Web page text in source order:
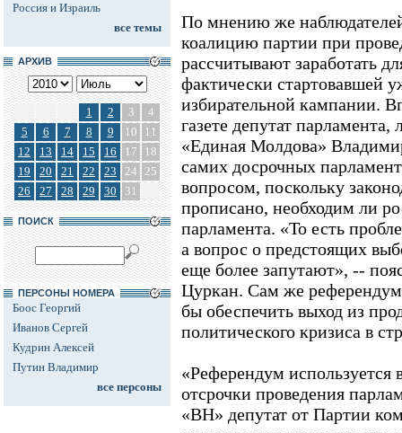
Россия и Израиль
все темы
АРХИВ
1 2 3
4
5
6 7 8 9 10
11
12
13 14 15 16 17
18
19
20 21 22 23 24 25
26
27 28 29 30 31
ПОИСК
ПЕРСОНЫ НОМЕРА
Боос Георгий
Иванов Сергей
Кудрин Алексей
Путин Владимир
все персоны
По мнению же
коалицию партии при
рассчитывают заработать
фактически стартовавшей
избирательной кампании.
газете депутат
«Единая Молдова»
самих досрочных
вопросом, поскольку
прописано, необходим ли
парламента. «То есть
а вопрос о предстоящих
еще более запутают», --
Цуркан. Сам же
бы обеспечить выход из
политического кризиса в
«Референдум используется
отсрочки проведения
«ВН» депутат от Партии